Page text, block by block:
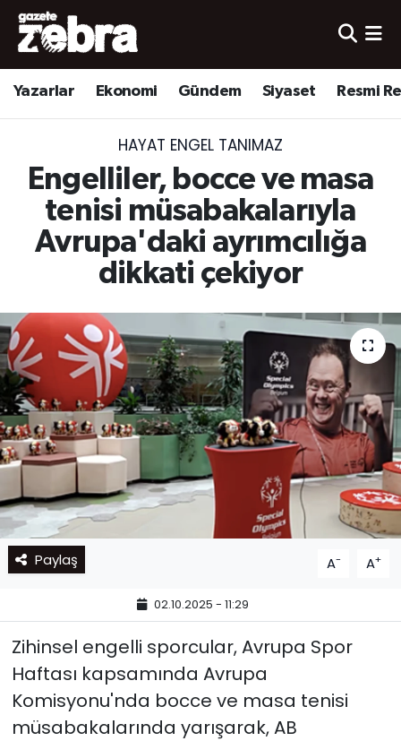
Yazarlar Ekonomi Gündem Siyaset Resmi
HAYAT ENGEL TANIMAZ
Engelliler, bocce ve masa
tenisi müsabakalarıyla
Avrupa'daki ayrımcılığa
dikkati çekiyor
Paylaş A- A+
02.10.2025 - 11:29
Zihinsel engelli sporcular, Avrupa Spor
Haftası kapsamında Avrupa
Komisyonu'nda bocce ve masa tenisi
müsabakalarında yarışarak, AB
Yazarlar
Ekonomi
Yerel
Spor
Nöbetçi Eczaneler
Hava Durumu
Süper Lig Puan Durumu ve Fikstür
Tüm Manşetler
Haber Arşivi